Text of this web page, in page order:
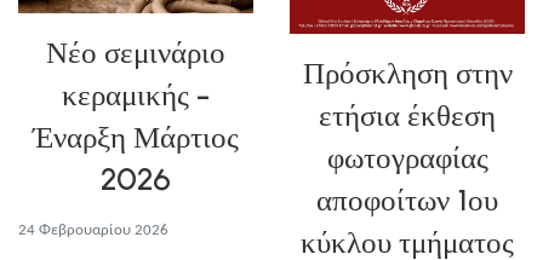
Νέο σεμινάριο
κεραμικής -
Έναρξη Μάρτιος
2026
24 Φεβρουαρίου 2026
Πρόσκληση στην
ετήσια έκθεση
φωτογραφίας
αποφοίτων 1ου
κύκλου τμήματος